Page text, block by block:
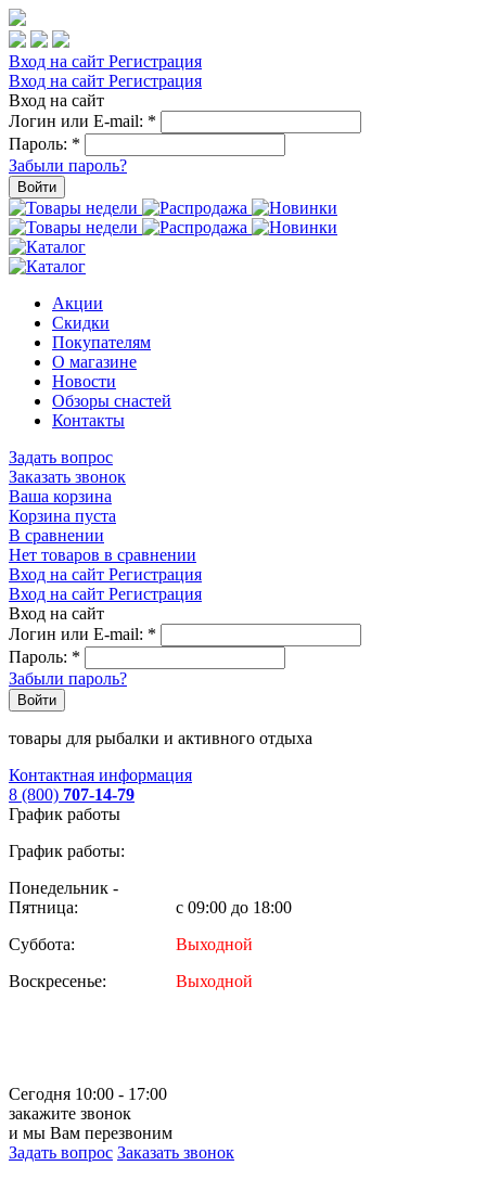
Вход на сайт Регистрация
Вход на сайт Регистрация
Вход на сайт
Логин или E-mail: *
Пароль: *
Забыли пароль?
Войти
Акции
Скидки
Покупателям
О магазине
Новости
Обзоры снастей
Контакты
Задать вопрос
Заказать звонок
Ваша корзина
Корзина пуста
В сравнении
Нет товаров в сравнении
Вход на сайт Регистрация
Вход на сайт Регистрация
Вход на сайт
Логин или E-mail: *
Пароль: *
Забыли пароль?
Войти
товары для рыбалки и активного отдыха
Контактная информация
8 (800) 707-14-79
График работы
График работы:
Понедельник -
Пятница:
с 09:00 до 18:00
Суббота:
Выходной
Воскресенье:
Выходной
Сегодня 10:00 - 17:00
закажите звонок
и мы Вам перезвоним
Задать вопрос Заказать звонок